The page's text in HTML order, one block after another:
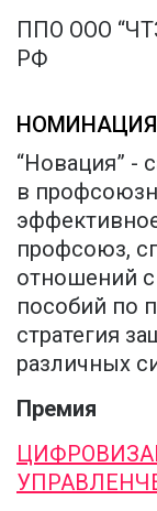
ППО ООО
РФ
НОМИНАЦИЯ
“Новация” -
в
профсоюз,
отношений с
пособий по
стратегия
различных
Премия